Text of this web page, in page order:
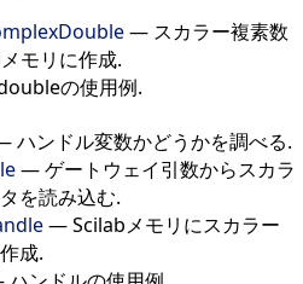
— スカラー複素数
モリに作成.
の使用例.
ハンドル変数かどうかを調べる.
—ゲートウェイ引数からスカラ
を読み込む.
—Scilabメモリにスカラー
成.